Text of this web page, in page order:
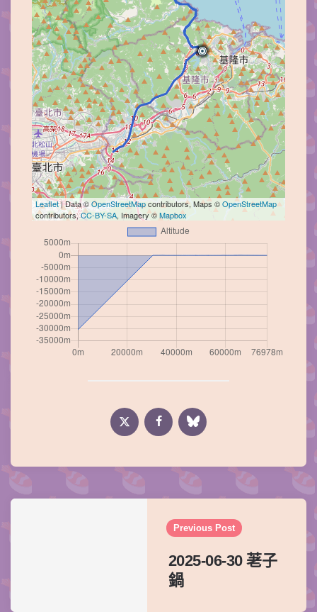
Leaflet| Data ©OpenStreetMapcontributors, Maps ©OpenStreetMap
contributors,CC-BY-SA, Imagery ©Mapbox
Post
Previous Post
2025-06-30 荖子
鍋